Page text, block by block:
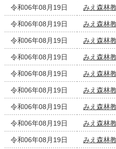
令和06年08月19日 みえ森林
令和06年08月19日 みえ森林
令和06年08月19日 みえ森林
令和06年08月19日 みえ森林
令和06年08月19日 みえ森林
令和06年08月19日 みえ森林
令和06年08月19日 みえ森林
令和06年08月19日 みえ森林
令和06年08月19日 みえ森林